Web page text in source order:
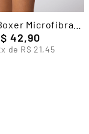
Microfibra
Masculina
Lupo
42,90
x de R$ 21,45